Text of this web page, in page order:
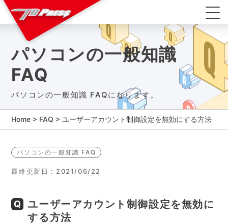
パソコンの一般知識
FAQ
パソコンの一般知識 FAQになります。
Home > FAQ > ユーザーアカウント制御設定を無効にする方法
パソコンの一般知識 FAQ
最終更新日：2021/06/22
ユーザーアカウント制御設定を無効に
する方法